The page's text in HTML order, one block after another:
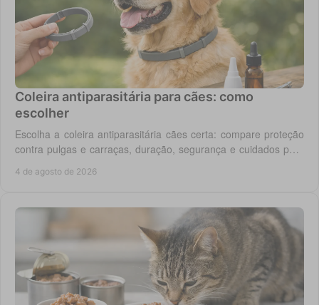
Coleira antiparasitária para cães: como
escolher
Escolha a coleira antiparasitária cães certa: compare proteção
contra pulgas e carraças, duração, segurança e cuidados para
4 de agosto de 2026